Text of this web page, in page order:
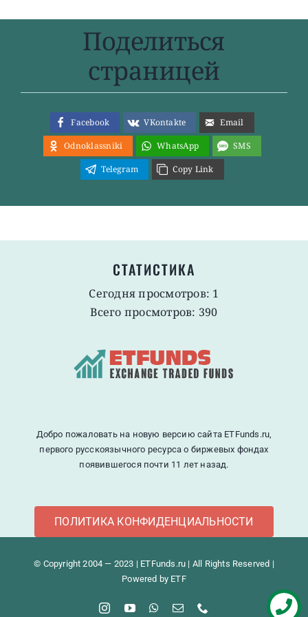
Поделиться
страницей
Facebook VKontakte
Email
Odnoklassniki
WhatsApp
SMS
Telegram
Copy Link
СТАТИСТИКА
Сегодня просмотров: 1
Всего просмотров: 390
Добро пожаловать на новую версию сайта ETFunds.ru,
первого русскоязычного ресурса о биржевых фондах
появившегося почти 11 лет назад.
ПОЛИТИКА КОНФИДЕНЦИАЛЬНОСТИ
© Copyright 2004 — 2023 | ETFunds.ru | All Rights Reserved |
Powered by ETF